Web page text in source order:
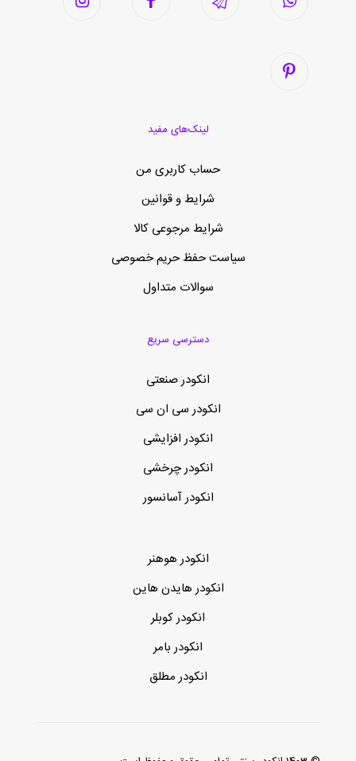
لینک‌های مفید
حساب کاربری من
شرایط و قوانین
شرایط مرجوعی کالا
سیاست حفظ حریم خصوصی
سوالات متداول
دسترسی سریع
انکودر صنعتی
انکودر سی ان سی
انکودر افزایشی
انکودر چرخشی
انکودر آسانسور
انکودر هوهنر
انکودر هایدن هاین
انکودر کوبلر
انکودر بامر
انکودر مطلق